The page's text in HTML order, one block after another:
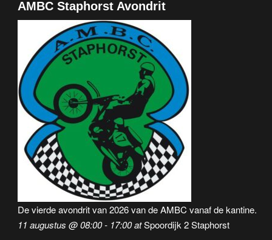
AMBC Staphorst Avondrit
De vierde avondrit van 2026 van de AMBC vanaf de kantine.
11 augustus @ 08:00- 17:00atSpoordijk 2 Staphorst